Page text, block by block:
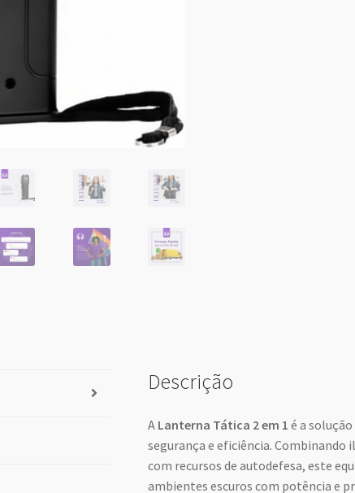
Descrição
A Lanterna Tática 2 em 1 é a
segurança e eficiência. Combinando
com recursos de autodefesa, este
ambientes escuros com potência e